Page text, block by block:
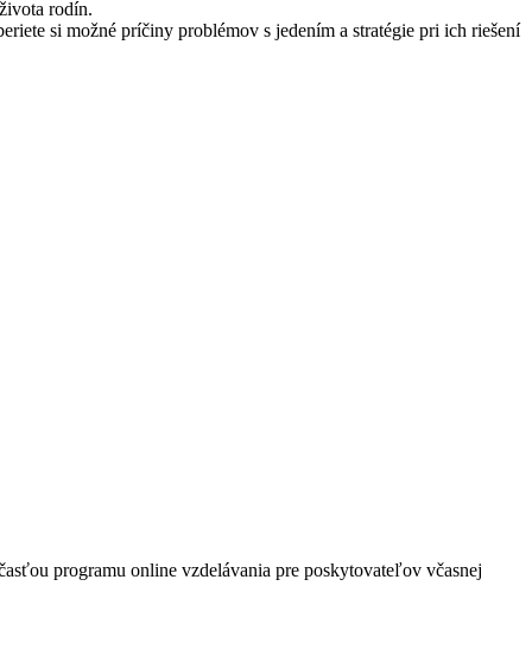
rodín.
si možné príčiny problémov s jedením a stratégie pri ich riešení
programu online vzdelávania pre poskytovateľov včasnej